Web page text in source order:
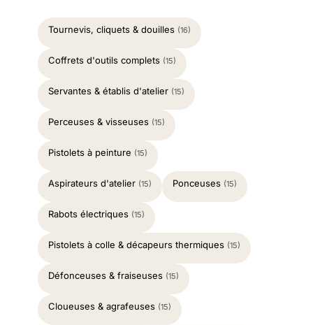
Tournevis, cliquets & douilles (16)
Coffrets d'outils complets (15)
Servantes & établis d'atelier (15)
Perceuses & visseuses (15)
Pistolets à peinture (15)
Aspirateurs d'atelier (15) Ponceuses (15)
Rabots électriques (15)
Pistolets à colle & décapeurs thermiques (15)
Défonceuses & fraiseuses (15)
Cloueuses & agrafeuses (15)